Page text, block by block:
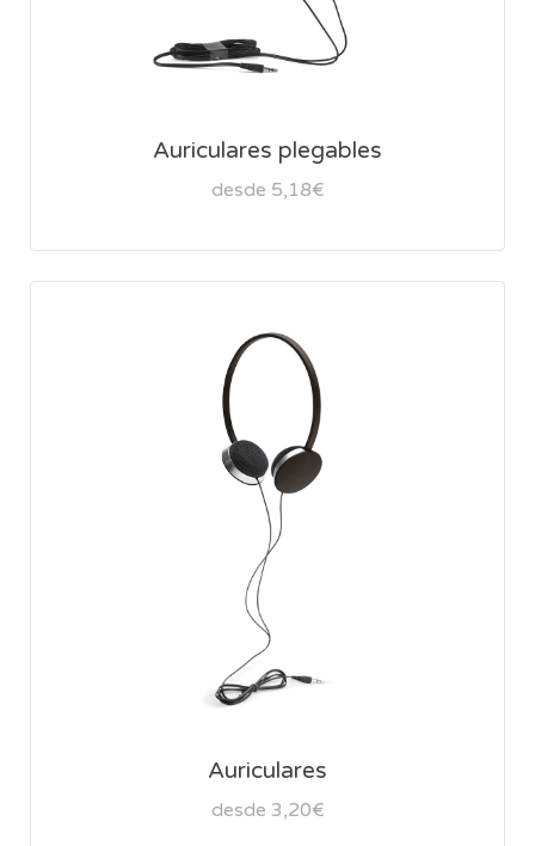
Auriculares plegables
desde 5,18€
Auriculares
desde 3,20€